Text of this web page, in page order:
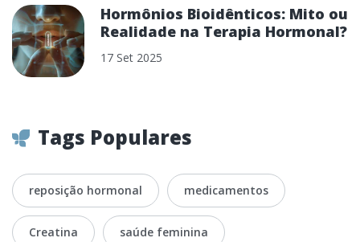
Hormônios Bioidênticos: Mito ou
Realidade na Terapia Hormonal?
17 Set 2025
Tags Populares
reposição hormonal medicamentos
Creatina saúde feminina